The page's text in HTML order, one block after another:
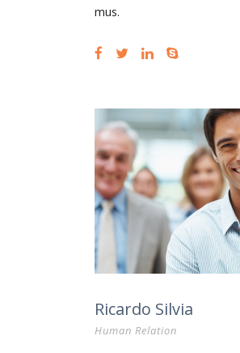
mus.
Ricardo Silvia
Human Relation